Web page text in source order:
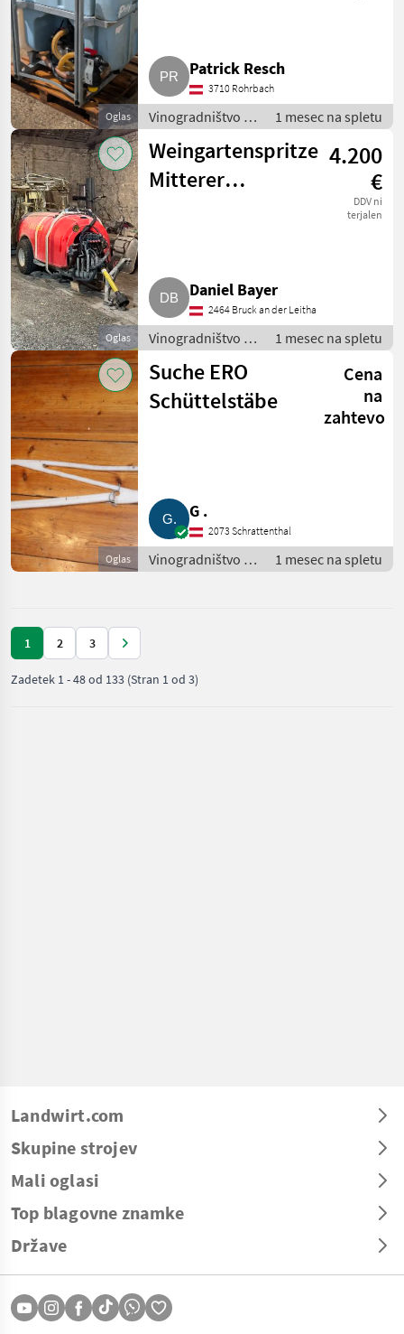
Oglas
Patrick Resch
3710 Rohrbach
Vinogradništvo /
Drugi stroji za
vinogradništvo
1 mesec na spletu
Oglas
Weingartenspritze
Mitterer
4.200
€
DDV ni
terjalen
Daniel Bayer
2464 Bruck an der Leitha
Vinogradništvo /
Drugi stroji za
vinogradništvo
1 mesec na spletu
Oglas
Suche ERO
Schüttelstäbe
Cena
na
zahtevo
G .
2073 Schrattenthal
Vinogradništvo /
Drugi stroji za
1 mesec na spletu
1 2 3
Zadetek 1-48od 133 (Stran 1 od 3)
Landwirt.com
Skupine strojev
Mali oglasi
Top blagovne znamke
Države